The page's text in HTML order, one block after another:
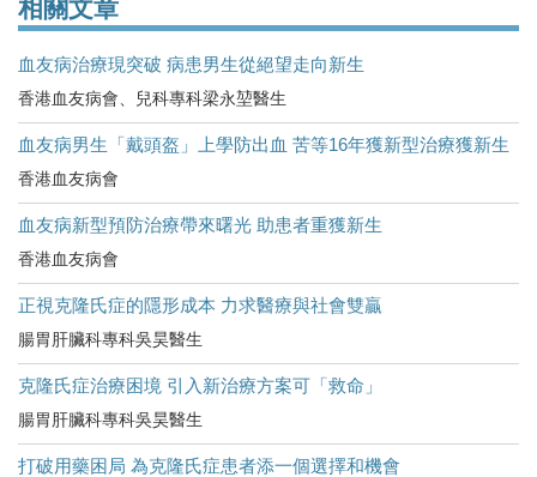
相關文章
血友病治療現突破 病患男生從絕望走向新生
香港血友病會、兒科專科梁永堃醫生
血友病男生「戴頭盔」上學防出血 苦等16年獲新型治療獲新生
香港血友病會
血友病新型預防治療帶來曙光 助患者重獲新生
香港血友病會
正視克隆氏症的隱形成本 力求醫療與社會雙贏
腸胃肝臟科專科吳昊醫生
克隆氏症治療困境 引入新治療方案可「救命」
腸胃肝臟科專科吳昊醫生
打破用藥困局 為克隆氏症患者添一個選擇和機會